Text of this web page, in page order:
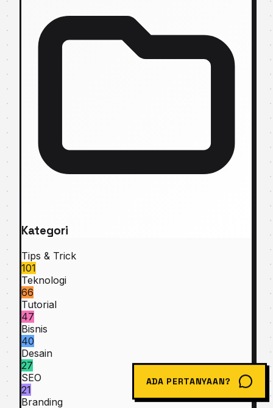
Kategori
Tips & Trick
101
Teknologi
66
Tutorial
47
Bisnis
40
Desain
27
SEO
21
Branding
ADA PERTANYAAN?